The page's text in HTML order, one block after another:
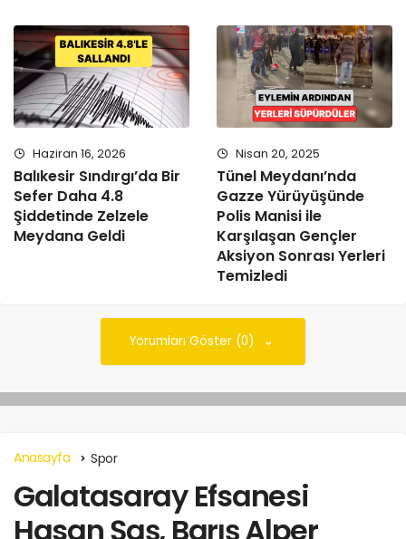
Haziran 16, 2026
Balıkesir Sındırgı’da Bir
Sefer Daha 4.8
Şiddetinde Zelzele
Meydana Geldi
Nisan 20, 2025
Tünel Meydanı’nda
Gazze Yürüyüşünde
Polis Manisi ile
Karşılaşan Gençler
Aksiyon Sonrası Yerleri
Temizledi
Yorumları Göster (0)
Anasayfa Spor
Galatasaray Efsanesi
Hasan Şaş, Barış Alper